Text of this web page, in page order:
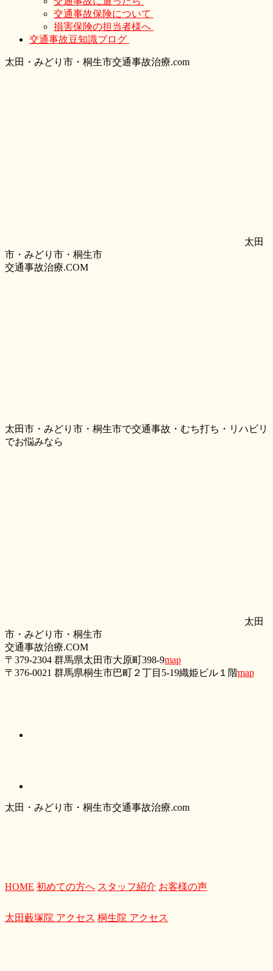
交通事故保険について
損害保険の担当者様へ
交通事故豆知識ブログ
太田・ みどり 市・ 桐生市交通事故治療.com
太田
市・みどり市・桐生市
交通事故治療.COM
太田市・みどり市・桐生市で交通事故・むち打ち・リハビリ
でお悩みなら
太田
市・みどり市・桐生市
交通事故治療.COM
〒379-2304 群馬県太田市大原町398-9map
〒376-0021 群馬県桐生市巴町２丁目5‐19織姫ビル１階map
太田・ みどり 市・ 桐生市交通事故治療.com
HOME 初めての方へ スタッフ紹介 お客様の声
太田藪塚院 アクセス 桐生院 アクセス